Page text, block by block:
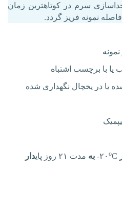
سرم در کوتاهترین زمان
نمونه فریز گردد.
یا با برچسب اشتباه
یا در یخچال نگهداری شده
-۲۰ oC به مدت ۲۱ روز پای
دار